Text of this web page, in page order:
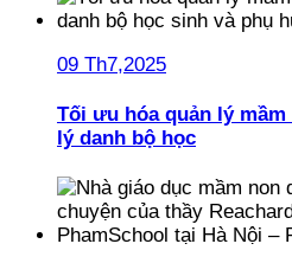
09 Th7,2025
Tối ưu hóa quản lý
lý danh bộ học